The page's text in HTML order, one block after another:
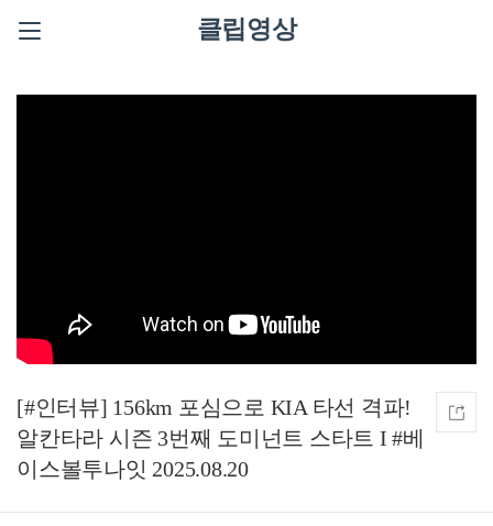
클립영상
[#인터뷰] 156km 포심으로 KIA 타선 격파!
알칸타라 시즌 3번째 도미넌트 스타트 I #베
이스볼투나잇 2025.08.20